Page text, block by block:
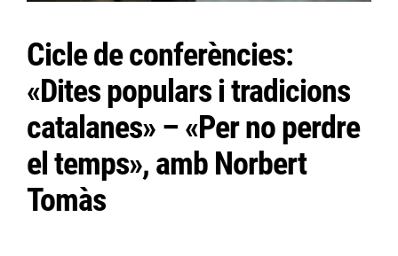
Cicle de conferències:
«Dites populars i tradicions
catalanes» – «Per no perdre
el temps», amb Norbert
Tomàs